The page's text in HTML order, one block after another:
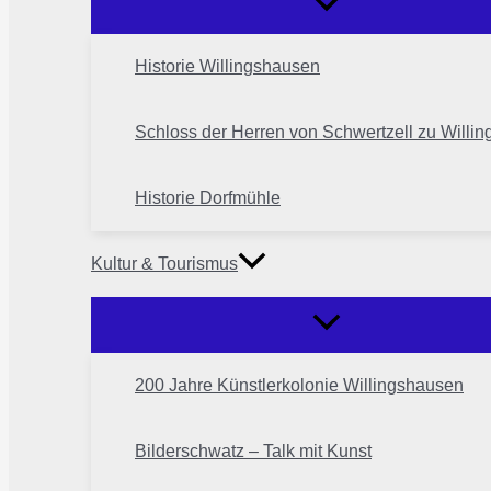
Historie Willingshausen
Schloss der Herren von Schwertzell zu
Historie Dorfmühle
Kultur & Tourismus
200 Jahre Künstlerkolonie Willingshausen
Bilderschwatz – Talk mit Kunst